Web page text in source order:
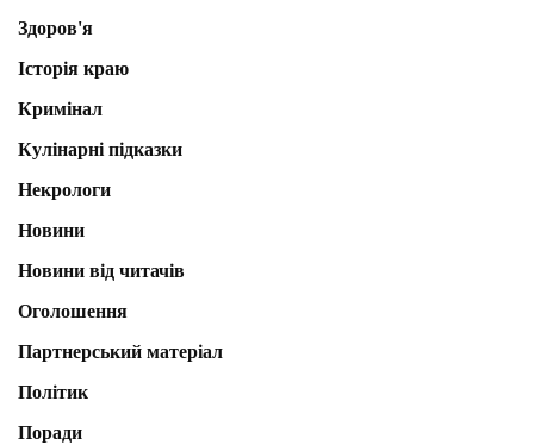
Здоров'я
Історія краю
Кримінал
Кулінарні підказки
Некрологи
Новини
Новини від читачів
Оголошення
Партнерський матеріал
Політик
Поради